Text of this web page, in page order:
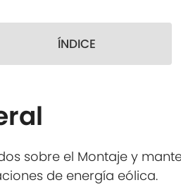
ÍNDICE
sobre el Montaje y
de energía eólica.